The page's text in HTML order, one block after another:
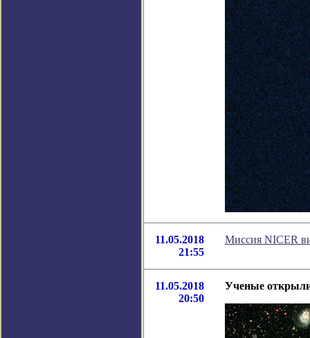
11.05.2018
21:55
Миссия NICER
11.05.2018
20:50
Ученые